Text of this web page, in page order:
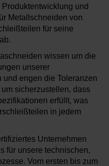
Produktentwicklung und
Metallschneiden von
für seine
wissen um die
unserer
engen die Toleranzen
sicherzustellen, dass
erfüllt, was
in jedem
Unternehmen
für unsere technischen,
Vom ersten bis zum